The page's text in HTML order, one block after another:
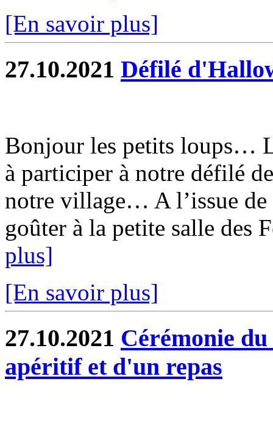
[En savoir plus]
27.10.2021 Défilé
Bonjour les petits loups…
à participer à notre défilé
notre village… A l’issue de
goûter à la petite salle des
plus]
[En savoir plus]
27.10.2021 Cérémonie
apéritif et d'un repas